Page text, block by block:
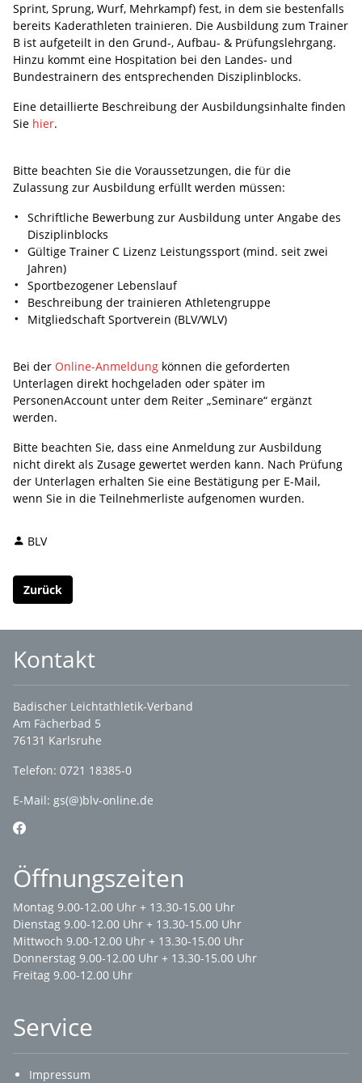
Sprint, Sprung, Wurf, Mehrkampf) fest, in dem sie bestenfalls
bereits Kaderathleten trainieren. Die Ausbildung zum Trainer
B ist aufgeteilt in den Grund-, Aufbau- & Prüfungslehrgang.
Hinzu kommt eine Hospitation bei den Landes- und
Bundestrainern des entsprechenden Disziplinblocks.
Eine detaillierte Beschreibung der Ausbildungsinhalte finden
Sie hier.
Bitte beachten Sie die Voraussetzungen, die für die
Zulassung zur Ausbildung erfüllt werden müssen:
Schriftliche Bewerbung zur Ausbildung unter Angabe des
Disziplinblocks
Gültige Trainer C Lizenz Leistungssport (mind. seit zwei
Jahren)
Sportbezogener Lebenslauf
Beschreibung der trainieren Athletengruppe
Mitgliedschaft Sportverein (BLV/WLV)
Bei der Online-Anmeldung können die geforderten
Unterlagen direkt hochgeladen oder später im
PersonenAccount unter dem Reiter „Seminare“ ergänzt
werden.
Bitte beachten Sie, dass eine Anmeldung zur Ausbildung
nicht direkt als Zusage gewertet werden kann. Nach Prüfung
der Unterlagen erhalten Sie eine Bestätigung per E-Mail,
wenn Sie in die Teilnehmerliste aufgenomen wurden.
BLV
Zurück
Kontakt
Badischer Leichtathletik-Verband
Am Fächerbad 5
76131 Karlsruhe
Telefon: 0721 18385-0
E-Mail: gs(@)blv-online.de
Öffnungszeiten
Montag 9.00-12.00 Uhr + 13.30-15.00 Uhr
Dienstag 9.00-12.00 Uhr + 13.30-15.00 Uhr
Mittwoch 9.00-12.00 Uhr + 13.30-15.00 Uhr
Donnerstag 9.00-12.00 Uhr + 13.30-15.00 Uhr
Freitag 9.00-12.00 Uhr
Service
Impressum